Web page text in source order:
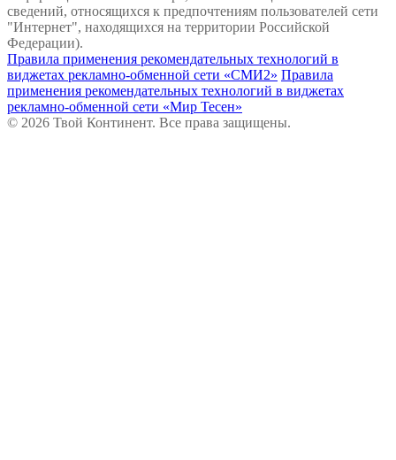
сведений, относящихся к предпочтениям пользователей сети
"Интернет", находящихся на территории Российской
Федерации).
Правила применения рекомендательных технологий в
виджетах рекламно-обменной сети «СМИ2» Правила
применения рекомендательных технологий в виджетах
рекламно-обменной сети «Мир Тесен»
© 2026 Твой Континент. Все права защищены.